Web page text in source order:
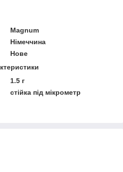
Magnum
Німеччина
Нове
1.5 г
стійка під мікрометр